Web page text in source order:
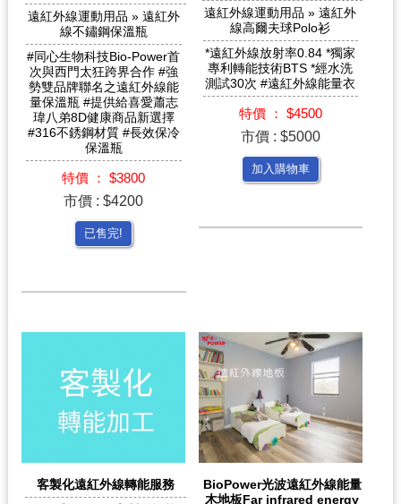
遠紅外線運動用品 » 遠紅外
線不鏽鋼保溫瓶
#同心生物科技Bio-Power首
次與西門太狂跨界合作 #強
勢雙品牌聯名之遠紅外線能
量保溫瓶 #提供給喜愛蕭志
瑋八弟8D健康商品新選擇
#316不銹鋼材質 #長效保冷
保溫瓶
特價 ： $3800
市價 : $4200
已售完!
遠紅外線運動用品 » 遠紅外
線高爾夫球Polo衫
*遠紅外線放射率0.84 *獨家
專利轉能技術BTS *經水洗
測試30次 #遠紅外線能量衣
特價 ： $4500
市價 : $5000
加入購物車
客製化遠紅外線轉能服務
BioPower光波遠紅外線能量
木地板Far infrared energy